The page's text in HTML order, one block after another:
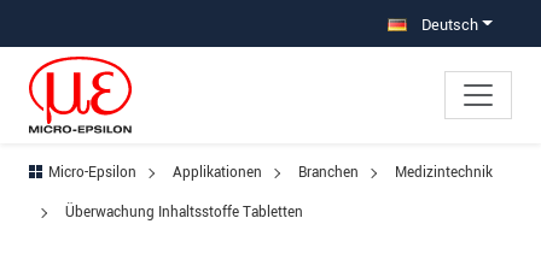
Deutsch
Micro-Epsilon Applikationen Branchen
Medizintechnik
Überwachung Inhaltsstoffe Tabletten